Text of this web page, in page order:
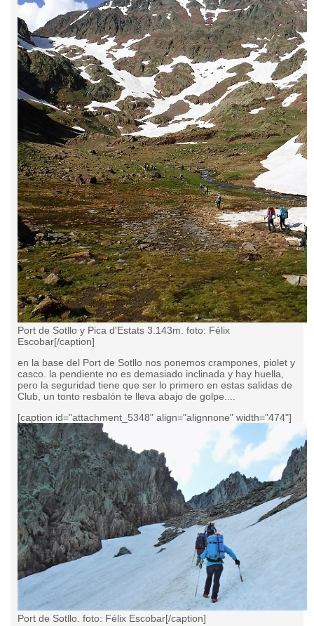
Port de Sotllo y Pica d'Estats 3.143m. foto: Félix
Escobar[/caption]
en la base del Port de Sotllo nos ponemos crampones, piolet y
casco. la pendiente no es demasiado inclinada y hay huella,
pero la seguridad tiene que ser lo primero en estas salidas de
Club, un tonto resbalón te lleva abajo de golpe....
[caption id="attachment_5348" align="alignnone" width="474"]
Port de Sotllo. foto: Félix Escobar[/caption]